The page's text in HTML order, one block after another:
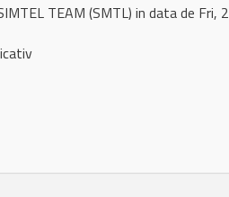
TEAM (SMTL) in data de Fri,